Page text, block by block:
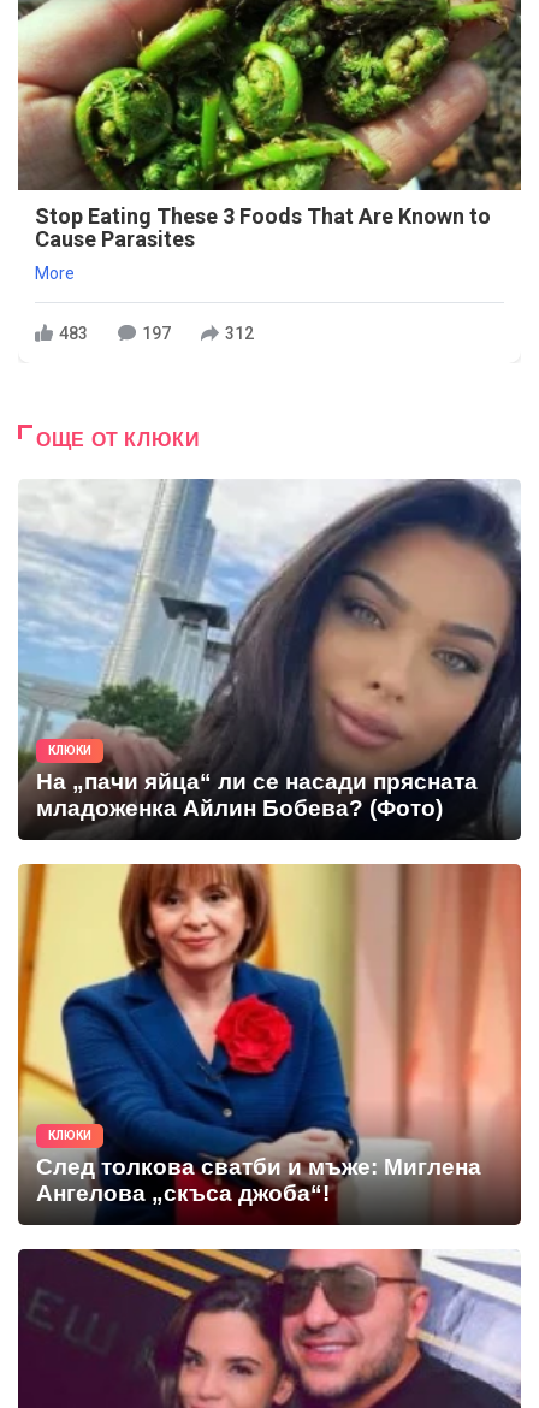
Stop Eating These 3 Foods That Are Known to
Cause Parasites
More
483 197 312
ОЩЕ ОТ КЛЮКИ
КЛЮКИ
На „пачи яйца“ ли се насади прясната
младоженка Айлин Бобева? (Фото)
КЛЮКИ
След толкова сватби и мъже: Миглена
Ангелова „скъса джоба“!